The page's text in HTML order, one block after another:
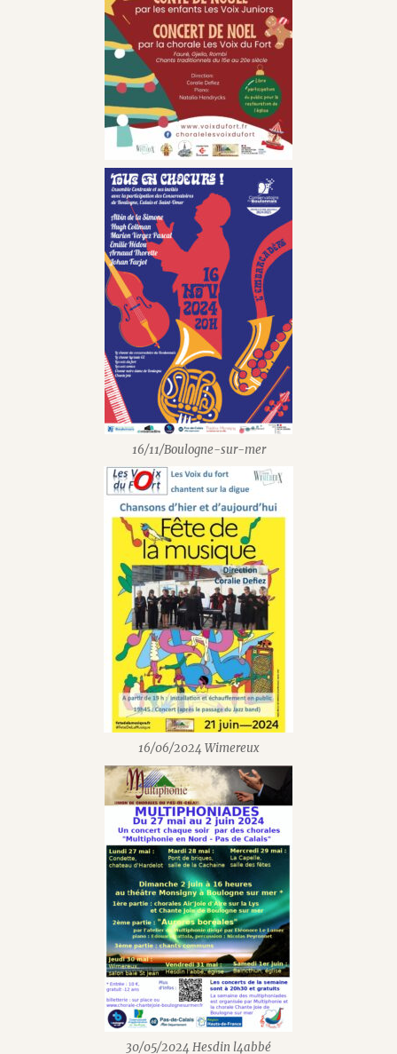
16/11/Boulogne-sur-mer
16/06/2024 Wimereux
30/05/2024 Hesdin l4abbé